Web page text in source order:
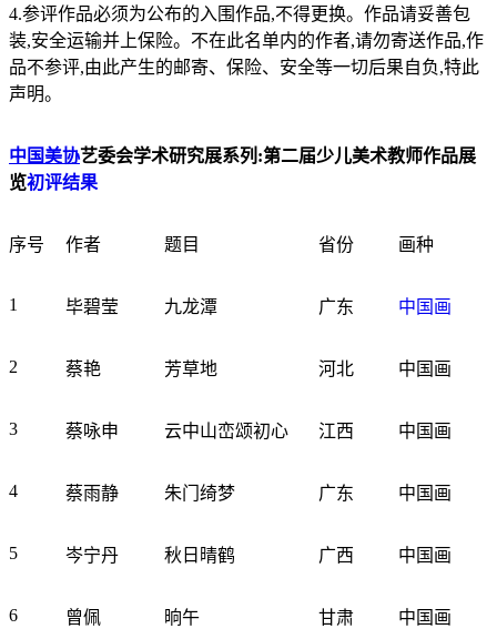
4.参评作品必须为公布的入围作品,不得更换。作品请妥善包
装,安全运输并上保险。不在此名单内的作者,请勿寄送作品,作
品不参评,由此产生的邮寄、保险、安全等一切后果自负,特此
声明。
中国美协艺委会学术研究展系列:第二届少儿美术教师作品展
览初评结果
序号 作者 题目 省份 画种
1 毕碧莹 九龙潭 广东 中国画
2 蔡艳 芳草地 河北 中国画
3 蔡咏申 云中山峦颂初心 江西 中国画
4 蔡雨静 朱门绮梦 广东 中国画
5 岑宁丹 秋日晴鹤 广西 中国画
6 曾佩 晌午 甘肃 中国画